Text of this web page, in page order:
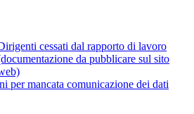
cessati dal rapporto di lavoro
da pubblicare sul sito
per mancata comunicazione dei dati